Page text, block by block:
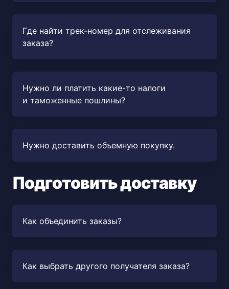
Где найти трек-номер для отслеживания
заказа?
Нужно ли платить какие-то налоги
и таможенные пошлины?
Нужно доставить объемную покупку.
Подготовить доставку
Как объединить заказы?
Как выбрать другого получателя заказа?